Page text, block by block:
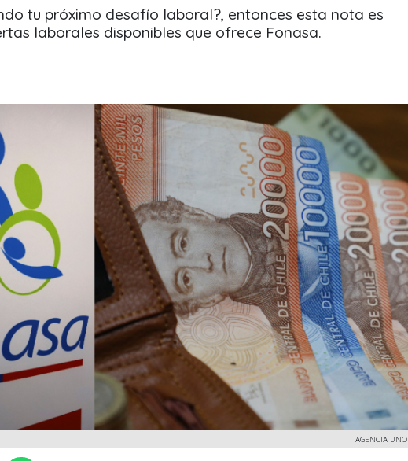
tu próximo desafío laboral?, entonces esta nota es
laborales disponibles que ofrece Fonasa.
AGENCIA UNO